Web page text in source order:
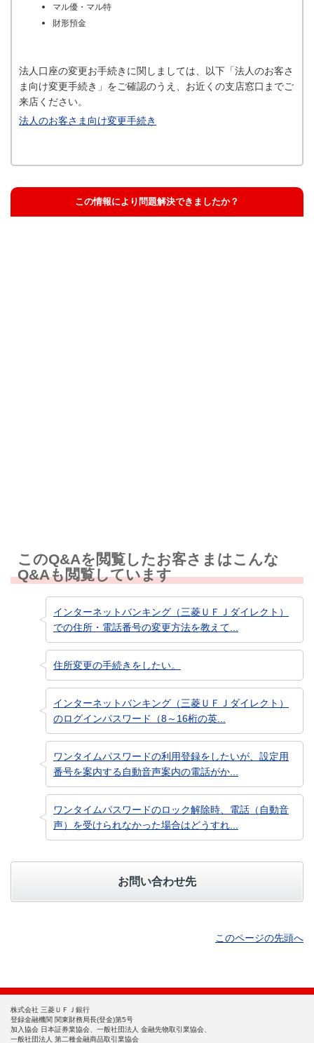
マル優・マル特
財形預金
法人口座の変更お手続きに関しましては、以下「法人のお客さ
ま向け変更手続き」をご確認のうえ、お近くの支店窓口までご
来店ください。
法人のお客さま向け変更手続き
この情報により問題解決できましたか？
このQ&Aを閲覧したお客さまはこんな
Q&Aも閲覧しています
インターネットバンキング（三菱ＵＦＪダイレクト）
での住所・電話番号の変更方法を教えて...
住所変更の手続きをしたい。
インターネットバンキング（三菱ＵＦＪダイレクト）
のログインパスワード（8～16桁の英...
ワンタイムパスワードの利用登録をしたいが、設定用
番号を案内する自動音声案内の電話がか...
ワンタイムパスワードのロック解除時、電話（自動音
声）を受けられなかった場合はどうすれ...
お問い合わせ先
このページの先頭へ
株式会社 三菱ＵＦＪ銀行
登録金融機関 関東財務局長(登金)第5号
加入協会 日本証券業協会、一般社団法人 金融先物取引業協会、
一般社団法人 第二種金融商品取引業協会